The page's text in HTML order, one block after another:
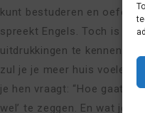
kunt bestuderen en
spreekt Engels. Toch is het
uitdrukkingen te kennen.
zul je je meer huis voelen
je hen vraagt: “Hoe gaat
wel’ te zeggen. En wat je